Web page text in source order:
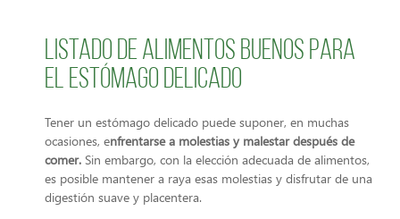
Listado de alimentos buenos para
el estómago delicado
Tener un estómago delicado puede suponer, en muchas
ocasiones, enfrentarse a molestias y malestar después de
comer. Sin embargo, con la elección adecuada de alimentos,
es posible mantener a raya esas molestias y disfrutar de una
digestión suave y placentera.